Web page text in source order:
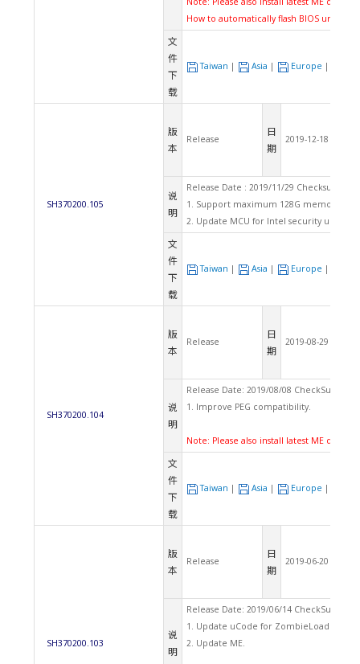
How to automatically flash BIOS under
文
件
下
载
Taiwan | Asia | Europe |
SH370200.105
版
本
Release
日
期
2019-12-18
说
明
Release Date : 2019/11/29 Checksum :
1. Support maximum 128G memory.
2. Update MCU for Intel security update.
文
件
下
载
Taiwan | Asia | Europe |
SH370200.104
版
本
Release
日
期
2019-08-29
说
明
Release Date: 2019/08/08 CheckSum:
1. Improve PEG compatibility.
Note: Please also install latest ME driver.
文
件
下
载
Taiwan | Asia | Europe |
SH370200.103
版
本
Release
日
期
2019-06-20
说
明
Release Date: 2019/06/14 CheckSum:
1. Update uCode for ZombieLoad.
2. Update ME.